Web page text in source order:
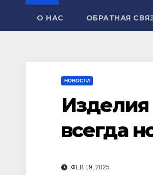
О НАС ОБРАТНАЯ
НОВОСТИ
Изделия
всегда
ФЕВ 19, 2025